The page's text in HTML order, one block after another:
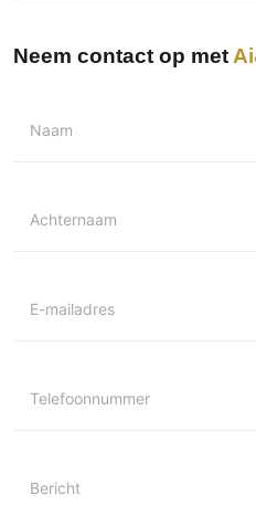
Neem contact op met
Naam
Achternaam
E-mailadres
Telefoonnummer
Bericht